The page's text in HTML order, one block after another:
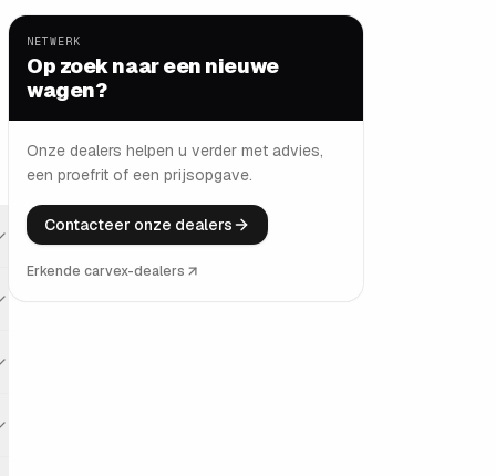
NETWERK
Op zoek naar een nieuwe
wagen?
Onze dealers helpen u verder met advies,
een proefrit of een prijsopgave.
Contacteer onze dealers
Erkende carvex-dealers